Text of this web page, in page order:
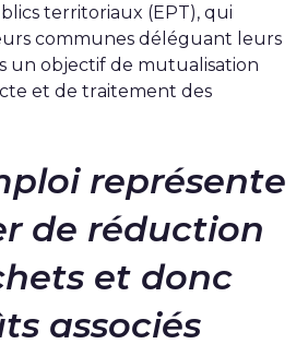
territoriaux (EPT), qui
communes déléguant leurs
un objectif de mutualisation
et de traitement des
représente
de réduction
et donc
associés